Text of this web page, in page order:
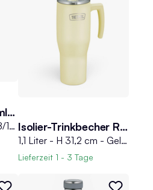
Trinkflasche 700 ml BLUDROP SLEEVE
Schwarz - Edelstahl 18/10 - Silikon - 0,7 Liter - mit 360 Grad Rundum-Trinköffnung Isolier-Trinkbecher REFRESHING
1,1 Liter - H 31,2 cm - Gelb matt - Edelstahl 18/8 - mit Deckel und Strohhalm
Lieferzeit 1 - 3 Tage